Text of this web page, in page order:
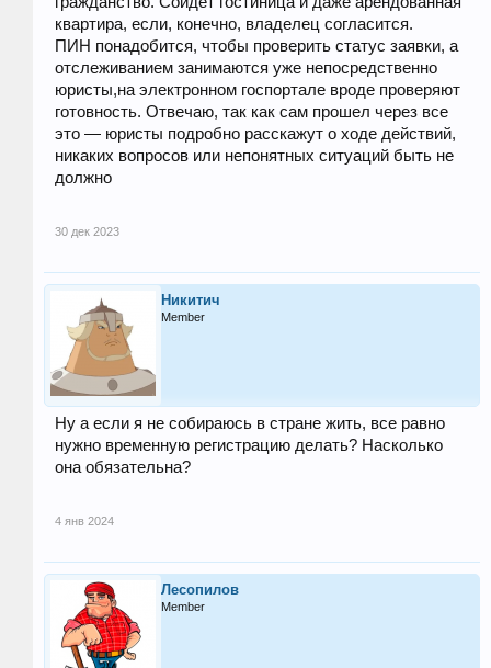
квартира, если, конечно, владелец согласится.
ПИН понадобится, чтобы проверить статус заявки, а
отслеживанием занимаются уже непосредственно
юристы,на электронном госпортале вроде проверяют
готовность. Отвечаю, так как сам прошел через все
это — юристы подробно расскажут о ходе действий,
никаких вопросов или непонятных ситуаций быть не
должно
30 дек 2023
Никитич
Member
Ну а если я не собираюсь в стране жить, все равно
нужно временную регистрацию делать? Насколько
она обязательна?
4 янв 2024
Лесопилов
Member